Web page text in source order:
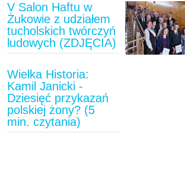
V Salon Haftu w
Żukowie z udziałem
tucholskich twórczyń
ludowych (ZDJĘCIA)
Wielka Historia:
Kamil Janicki -
Dziesięć przykazań
polskiej żony? (5
min. czytania)